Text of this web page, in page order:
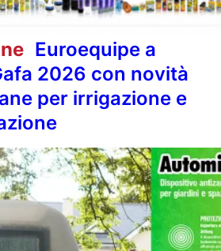
Euroequipe a
2026 con novità
per irrigazione e